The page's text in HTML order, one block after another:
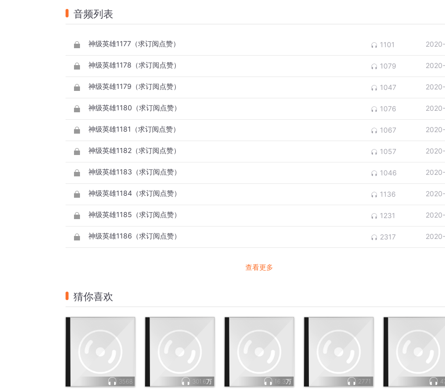
音频列表
神级英雄1177（求订阅点赞） 1101
神级英雄1178（求订阅点赞） 1079
神级英雄1179（求订阅点赞） 1047
神级英雄1180（求订阅点赞） 1076
神级英雄1181（求订阅点赞） 1067
神级英雄1182（求订阅点赞） 1057
神级英雄1183（求订阅点赞） 1046
神级英雄1184（求订阅点赞） 1136
神级英雄1185（求订阅点赞） 1231
神级英雄1186（求订阅点赞） 2317
查看更多
猜你喜欢
3568 301.6万 16.3万 2771